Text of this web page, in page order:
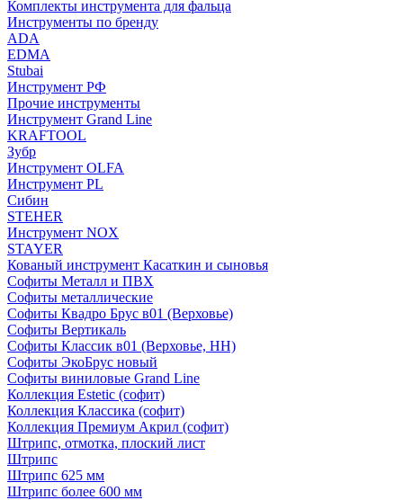
Комплекты инструмента для фальца
Инструменты по бренду
ADA
EDMA
Stubai
Инструмент РФ
Прочие инструменты
Инструмент Grand Line
KRAFTOOL
Зубр
Инструмент OLFA
Инструмент PL
Сибин
STEHER
Инструмент NOX
STAYER
Кованый инструмент Касаткин и сыновья
Софиты Металл и ПВХ
Софиты металлические
Софиты Квадро Брус в01 (Верховье)
Софиты Вертикаль
Софиты Классик в01 (Верховье, НН)
Софиты ЭкоБрус новый
Софиты виниловые Grand Line
Коллекция Estetic (софит)
Коллекция Классика (софит)
Коллекция Премиум Акрил (софит)
Штрипс, отмотка, плоский лист
Штрипс
Штрипс 625 мм
Штрипс более 600 мм